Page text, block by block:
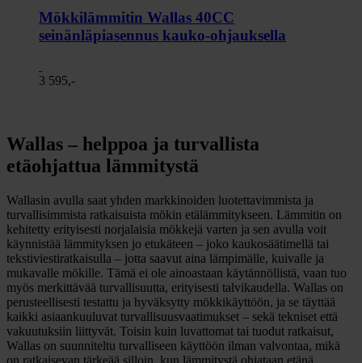
Mökkilämmitin Wallas 40CC
seinänläpiasennus kauko-ohjauksella
3 595,-
Wallas – helppoa ja turvallista
etäohjattua lämmitystä
Wallasin avulla saat yhden markkinoiden luotettavimmista ja
turvallisimmista ratkaisuista mökin etälämmitykseen. Lämmitin on
kehitetty erityisesti norjalaisia mökkejä varten ja sen avulla voit
käynnistää lämmityksen jo etukäteen – joko kaukosäätimellä tai
tekstiviestiratkaisulla – jotta saavut aina lämpimälle, kuivalle ja
mukavalle mökille. Tämä ei ole ainoastaan käytännöllistä, vaan tuo
myös merkittävää turvallisuutta, erityisesti talvikaudella. Wallas on
perusteellisesti testattu ja hyväksytty mökkikäyttöön, ja se täyttää
kaikki asiaankuuluvat turvallisuusvaatimukset – sekä tekniset että
vakuutuksiin liittyvät. Toisin kuin luvattomat tai tuodut ratkaisut,
Wallas on suunniteltu turvalliseen käyttöön ilman valvontaa, mikä
on ratkaisevan tärkeää silloin, kun lämmitystä ohjataan etänä.